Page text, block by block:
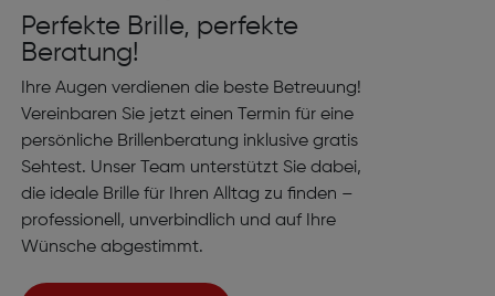
Perfekte Brille, perfekte
Beratung!
Ihre Augen verdienen die beste Betreuung!
Vereinbaren Sie jetzt einen Termin für eine
persönliche Brillenberatung inklusive gratis
Sehtest. Unser Team unterstützt Sie dabei,
die ideale Brille für Ihren Alltag zu finden –
professionell, unverbindlich und auf Ihre
Wünsche abgestimmt.